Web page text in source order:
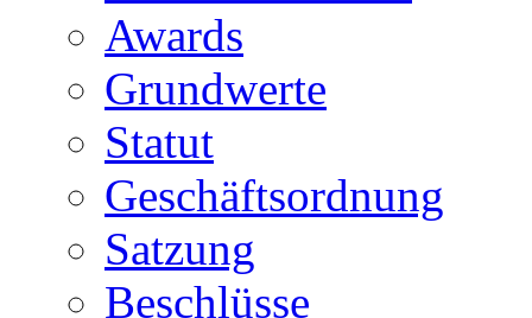
Awards
Grundwerte
Statut
Geschäftsordnung
Satzung
Beschlüsse